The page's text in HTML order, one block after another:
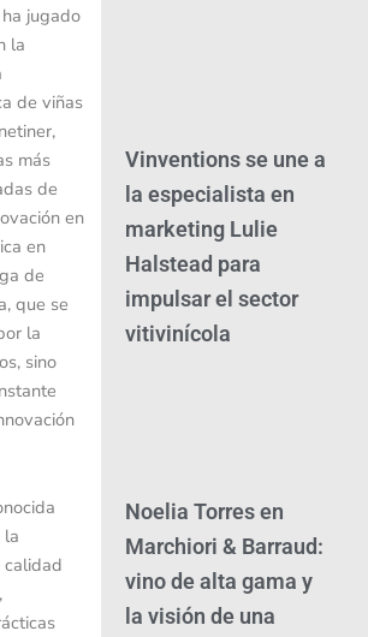
jugado
la
de viñas
más
de
en
en
de
que se
la
sino
la
Vinventions se une a
la especialista en
marketing Lulie
Halstead para
impulsar el sector
vitivinícola
Noelia Torres en
Marchiori & Barraud:
vino de alta gama y
la visión de una